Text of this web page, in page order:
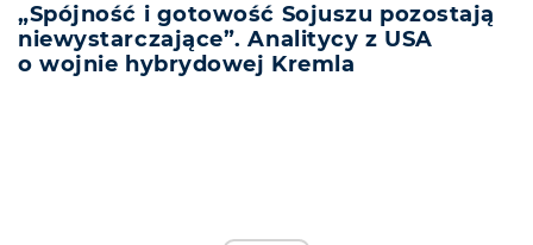
„Spójność i gotowość Sojuszu pozostają
niewystarczające”. Analitycy z USA
o wojnie hybrydowej Kremla